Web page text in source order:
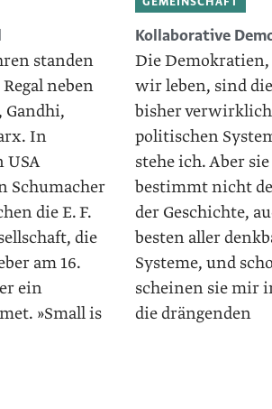
standen
neben
In
USA
Schumacher
die E. F.
die
am 16.
ein
»Small is
Kollaborative
Die
wir leben, sind
bisher
politischen
stehe ich. Aber
bestimmt nicht
der Geschichte,
besten aller
Systeme, und
scheinen sie mir
die drängenden